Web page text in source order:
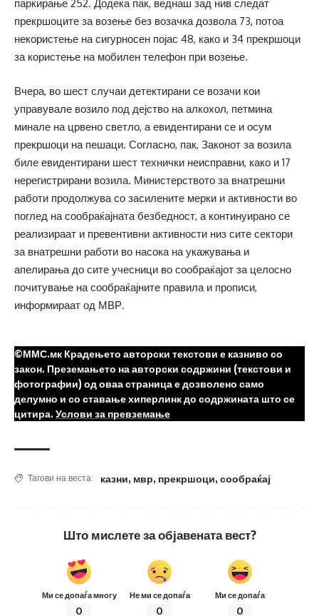
паркирање 252. Додека пак, веднаш зад нив следат
прекршоците за возење без возачка дозвола 73, потоа
некористење на сигурносен појас 48, како и 34 прекршоци
за користење на мобилен телефон при возење.
Вчера, во шест случаи детектирани се возачи кои
управувале возило под дејство на алкохол, петмина
минале на црвено светло, а евидентирани се и осум
прекршоци на пешаци. Согласно, пак, Законот за возила
биле евидентирани шест технички неисправни, како и 17
нерегистрирани возила. Министерството за внатрешни
работи продолжува со засилените мерки и активности во
поглед на сообраќајната безбедност, а континуирано се
реализираат и превентивни активности низ сите сектори
за внатрешни работи во насока на укажувања и
апелирања до сите учесници во сообраќајот за целосно
почитување на сообраќајните правила и прописи,
информираат од МВР.
©ММС.мк Крадењето авторски текстови е казниво со
закон. Преземањето на авторски содржини (текстови и
фотографии) од оваа страница е дозволено само
делумно и со ставање хиперлинк до содржината што се
цитира. Услови за превземање
Тагови на веста: казни, мвр, прекршоци, сообраќај
Што мислете за објавената вест?
Ми се допаѓа многу
0
Не ми се допаѓа
0
Ми се допаѓа
0